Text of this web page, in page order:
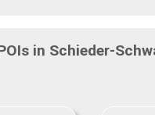
in Schieder-